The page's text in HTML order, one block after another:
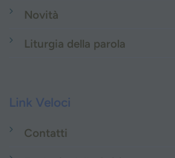
Novità
Liturgia della parola
Link Veloci
Contatti